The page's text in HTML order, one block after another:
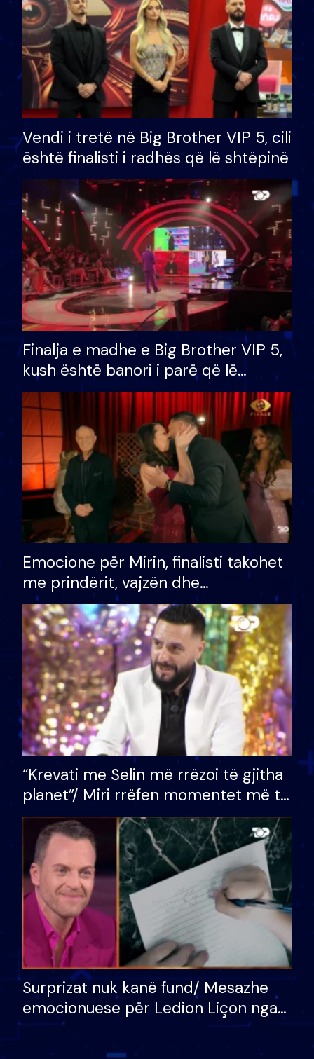
Vendi i tretë në Big Brother VIP 5, cili
është finalisti i radhës që lë shtëpinë
Finalja e madhe e Big Brother VIP 5,
kush është banori i parë që lë
shtëpinë dhe humb mundësinë për
të fituar çmimin e madh
Emocione për Mirin, finalisti takohet
me prindërit, vajzën dhe
bashkëshorten: S’kemi ndonjë letër
divorci apo jo?
“Krevati me Selin më rrëzoi të gjitha
planet”/ Miri rrëfen momentet më të
bukura në shtëpinë e BB VIP: Do më
mungojë zilja e mëngjesit kur…
Surprizat nuk kanë fund/ Mesazhe
emocionuese për Ledion Liçon nga
nëna dhe fëmijët e tij, moderatori
nuk i mban dot lotët: Nuk meritoj…